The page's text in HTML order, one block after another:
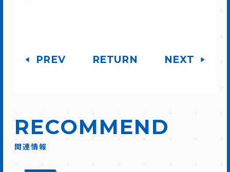
PREV RETURN NEXT
RECOMMEND
関連情報